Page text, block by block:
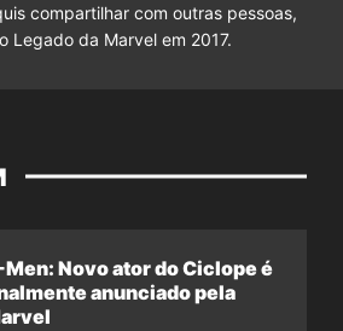
compartilhar com outras pessoas,
Legado da Marvel em 2017.
Men: Novo ator do Ciclope é
anunciado pela